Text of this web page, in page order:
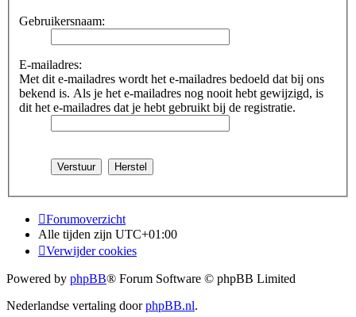
Gebruikersnaam:
E-mailadres:
Met dit e-mailadres wordt het e-mailadres bedoeld dat bij ons
bekend is. Als je het e-mailadres nog nooit hebt gewijzigd, is
dit het e-mailadres dat je hebt gebruikt bij de registratie.
Forumoverzicht
Alle tijden zijn UTC+01:00
Verwijder cookies
Powered by phpBB® Forum Software © phpBB Limited
Nederlandse vertaling doorphpBB.nl.